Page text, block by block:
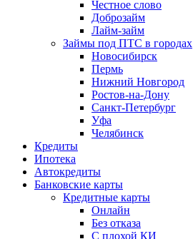
Честное слово
Доброзайм
Лайм-займ
Займы под ПТС в городах
Новосибирск
Пермь
Нижний Новгород
Ростов-на-Дону
Санкт-Петербург
Уфа
Челябинск
Кредиты
Ипотека
Автокредиты
Банковские карты
Кредитные карты
Онлайн
Без отказа
С плохой КИ